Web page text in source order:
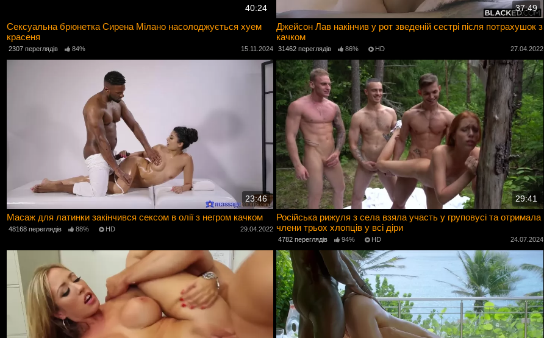
40:24
Сексуальна брюнетка Сирена Мілано насолоджується хуем
красеня
2307 переглядів 84% 15.11.2024
37:49
Джейсон Лав накінчив у рот зведеній сестрі після потрахушок з
качком
31462 переглядів 86% HD 27.04.2022
23:46
Масаж для латинки закінчився сексом в олії з негром качком
48168 переглядів 88% HD 29.04.2022
29:41
Російська рижуля з села взяла участь у груповусі та отримала
члени трьох хлопців у всі діри
4782 переглядів 94% HD 24.07.2024